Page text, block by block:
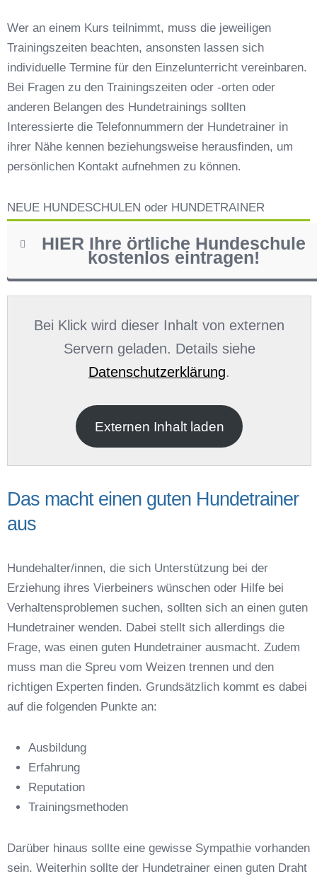
Moos (Niederbayern)
Darum lohnt sich der Besuch einer
Hundeschule
Wer an einem Kurs teilnimmt, muss die jeweiligen
Trainingszeiten beachten, ansonsten lassen sich
individuelle Termine für den Einzelunterricht vereinbaren.
Bei Fragen zu den Trainingszeiten oder -orten oder
anderen Belangen des Hundetrainings sollten
Interessierte die Telefonnummern der Hundetrainer in
ihrer Nähe kennen beziehungsweise herausfinden, um
persönlichen Kontakt aufnehmen zu können.
NEUE HUNDESCHULEN oder HUNDETRAINER
HIER Ihre örtliche Hundeschule
kostenlos eintragen!
Anschrift
Bei Klick wird dieser Inhalt von externen
Servern geladen. Details siehe
Datenschutzerklärung.
Externen Inhalt laden
Das macht einen guten Hundetrainer
aus
Hundehalter/innen, die sich Unterstützung bei der
Erziehung ihres Vierbeiners wünschen oder Hilfe bei
Verhaltensproblemen suchen, sollten sich an einen guten
Hundetrainer wenden. Dabei stellt sich allerdings die
Frage, was einen guten Hundetrainer ausmacht. Zudem
muss man die Spreu vom Weizen trennen und den
richtigen Experten finden. Grundsätzlich kommt es dabei
auf die folgenden Punkte an:
Ausbildung
Erfahrung
Reputation
Trainingsmethoden
Darüber hinaus sollte eine gewisse Sympathie vorhanden
sein. Weiterhin sollte der Hundetrainer einen guten Draht